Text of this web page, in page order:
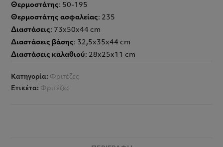
Θερμοστάτης: 50-195
Θερμοστάτης ασφαλείας: 235
Διαστάσεις: 73x50x44 cm
Διαστάσεις βάσης: 32,5x35x44 cm
Διαστάσεις καλαθιού: 28x25x11 cm
Κατηγορία: Φριτέζες
Ετικέτα: Φριτέζες